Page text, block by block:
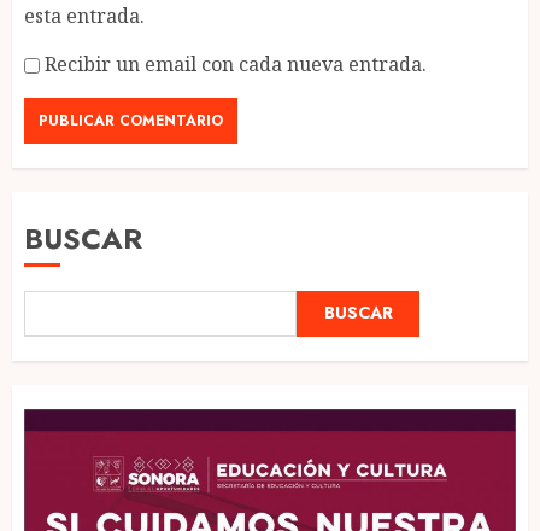
esta entrada.
Recibir un email con cada nueva entrada.
BUSCAR
BUSCAR